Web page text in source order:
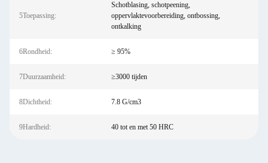
5Toepassing:
Schotblasing, schotpeening,
oppervlaktevoorbereiding, ontbossing,
ontkalking
6Rondheid: ≥ 95%
7Duurzaamheid: ≥3000 tijden
8Dichtheid: 7.8 G/cm3
9Hardheid: 40 tot en met 50 HRC